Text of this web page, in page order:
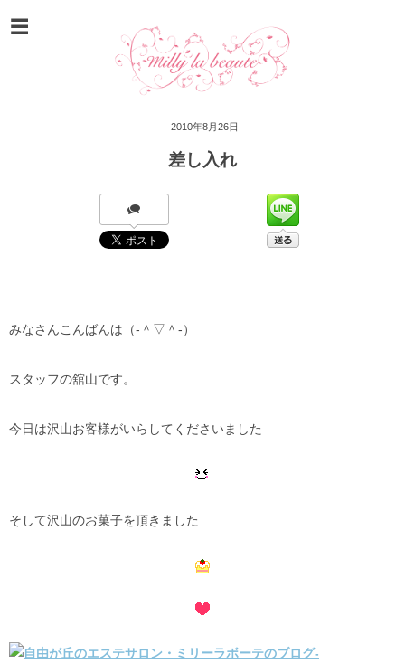
2010年8月26日
差し入れ
みなさんこんばんは（‐＾▽＾‐）
スタッフの舘山です。
今日は沢山お客様がいらしてくださいました
そして沢山のお菓子を頂きました